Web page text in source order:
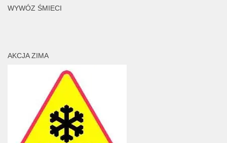
WYWÓZ ŚMIECI
AKCJA ZIMA